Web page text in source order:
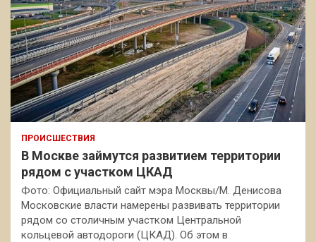
ПРОИСШЕСТВИЯ
В Москве займутся развитием территории
рядом с участком ЦКАД
Фото: Официальный сайт мэра Москвы/М. Денисова
Московские власти намерены развивать территории
рядом со столичным участком Центральной
кольцевой автодороги (ЦКАД). Об этом в